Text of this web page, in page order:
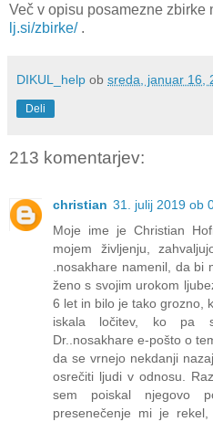
Več v opisu posamezne zbirke
lj.si/zbirke/ .
DIKUL_help ob sreda, januar 16,
Deli
213 komentarjev:
christian 31. julij 2019 ob
Moje ime je Christian
mojem življenju,
.nosakhare namenil, da bi
ženo s svojim urokom
6 let in bilo je tako grozno,
iskala ločitev, ko pa
Dr..nosakhare e-pošto o
da se vrnejo nekdanji
osrečiti ljudi v odnosu.
sem poiskal njegovo
presenečenje mi je